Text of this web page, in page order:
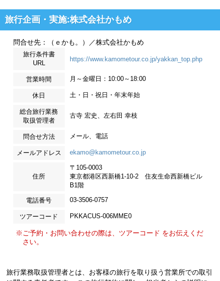
旅行企画・実施:株式会社かもめ
問合せ先：（ｅかも。）／株式会社かもめ
旅行条件書
URL
https://www.kamometour.co.jp/yakkan_top.php
営業時間 月～金曜日：10:00～18:00
休日 土・日・祝日・年末年始
総合旅行業務
取扱管理者
古寺 宏史、左右田 幸枝
問合せ方法 メール、電話
メールアドレス ekamo@kamometour.co.jp
住所
〒105-0003
東京都港区西新橋1-10-2 住友生命西新橋ビル
B1階
電話番号 03-3506-0757
ツアーコード PKKACUS-006MME0
※ご予約・お問い合わせの際は、ツアーコード をお伝えくだ
さい。
旅行業務取扱管理者とは、お客様の旅行を取り扱う営業所での取引